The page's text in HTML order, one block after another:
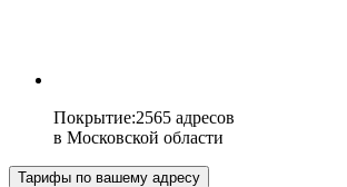
Покрытие:2565 адресов
в Московской области
Тарифы по вашему адресу